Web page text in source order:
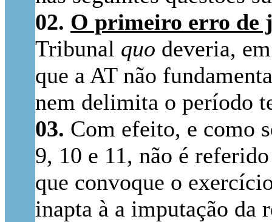
02. O primeiro erro de
Tribunal quo deveria,
que a AT não
nem delimita o período
03. Com efeito, e como
9, 10 e 11, não é
que convoque o
inapta à a imputação da